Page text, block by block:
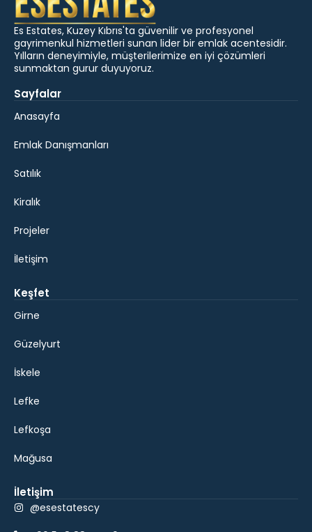
Es Estates, Kuzey Kıbrıs'ta güvenilir ve profesyonel
gayrimenkul hizmetleri sunan lider bir emlak acentesidir.
Yılların deneyimiyle, müşterilerimize en iyi çözümleri
sunmaktan gurur duyuyoruz.
Sayfalar
Anasayfa
Emlak Danışmanları
Satılık
Kiralık
Projeler
İletişim
Keşfet
Girne
Güzelyurt
İskele
Lefke
Lefkoşa
Mağusa
İletişim
@esestatescy